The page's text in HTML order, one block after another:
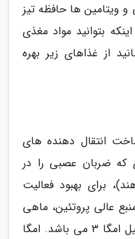
و ویتامین ها حافظه تیز
بتوانید مواد مغذی
از غذاهای زیر بهره
انتقال دهنده های
که ضربان عصبی را در
برای بهبود فعالیت
عالی پروتئین، ماهی
سرشار از روغن های ضروری، از قبیل امگا 3 می باشد. امگا